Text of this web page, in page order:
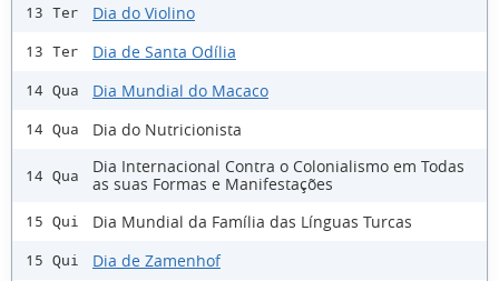
13 Ter Dia do Violino
13 Ter Dia de Santa Odília
14 Qua Dia Mundial do Macaco
14 Qua Dia do Nutricionista
14 Qua
Dia Internacional Contra o Colonialismo em Todas
as suas Formas e Manifestações
15 Qui Dia Mundial da Família das Línguas Turcas
15 Qui Dia de Zamenhof